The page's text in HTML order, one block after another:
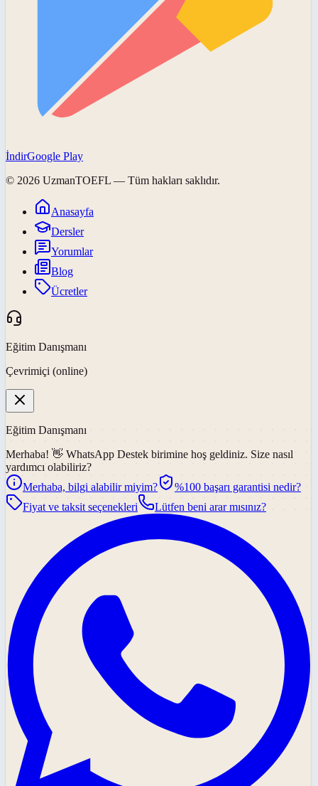
İndirGoogle Play
© 2026 UzmanTOEFL — Tüm hakları saklıdır.
Anasayfa
Dersler
Yorumlar
Blog
Ücretler
Eğitim Danışmanı
Çevrimiçi (online)
Eğitim Danışmanı
Merhaba! 👋 WhatsApp Destek birimine hoş geldiniz. Size nasıl
yardımcı olabiliriz?
Merhaba, bilgi alabilir miyim?
%100 başarı garantisi nedir?
Fiyat ve taksit seçenekleri
Lütfen beni arar mısınız?